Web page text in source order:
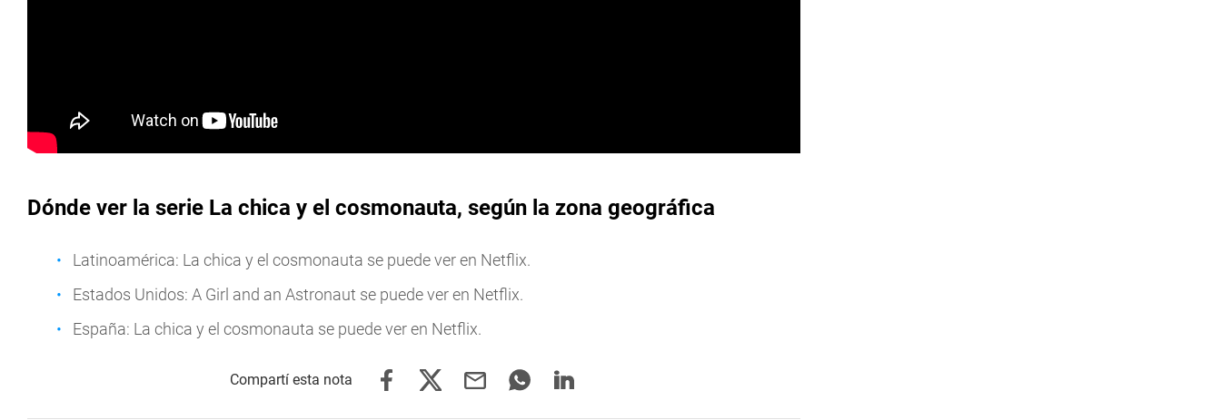
Dónde ver la serie La chica y el cosmonauta, según la zona geográfica
Latinoamérica: La chica y el cosmonauta se puede ver en Netflix.
Estados Unidos: A Girl and an Astronaut se puede ver en Netflix.
España: La chica y el cosmonauta se puede ver en Netflix.